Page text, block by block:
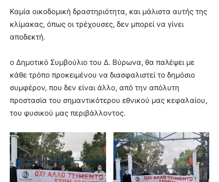
Καμία οικοδομική δραστηριότητα, και μάλιστα αυτής της
κλίμακας, όπως οι τρέχουσες, δεν μπορεί να γίνει
αποδεκτή.
ο Δημοτικό Συμβούλιο του Δ. Βύρωνα, θα παλέψει με
κάθε τρόπο προκειμένου να διασφαλιστεί το δημόσιο
συμφέρον, που δεν είναι άλλο, από την απόλυτη
προστασία του σημαντικότερου εθνικού μας κεφαλαίου,
του φυσικού μας περιβάλλοντος.